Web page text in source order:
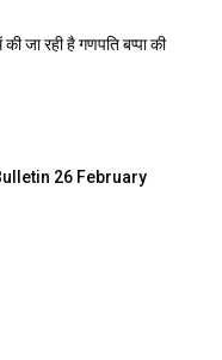
जा रही है गणपति बप्पा की
26 February